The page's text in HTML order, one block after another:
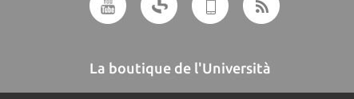
La boutique de l'Università